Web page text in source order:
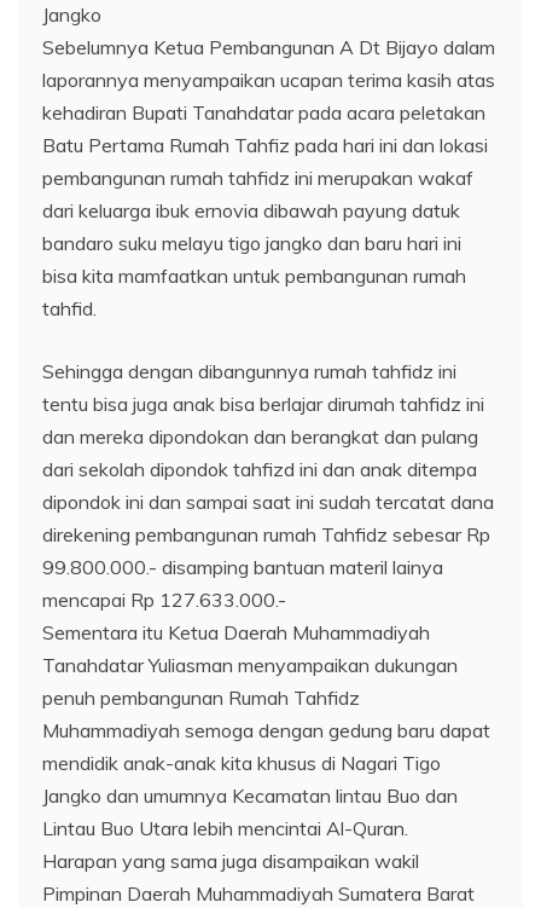
Jangko
Sebelumnya Ketua Pembangunan A Dt Bijayo dalam
laporannya menyampaikan ucapan terima kasih atas
kehadiran Bupati Tanahdatar pada acara peletakan
Batu Pertama Rumah Tahfiz pada hari ini dan lokasi
pembangunan rumah tahfidz ini merupakan wakaf
dari keluarga ibuk ernovia dibawah payung datuk
bandaro suku melayu tigo jangko dan baru hari ini
bisa kita mamfaatkan untuk pembangunan rumah
tahfid.
Sehingga dengan dibangunnya rumah tahfidz ini
tentu bisa juga anak bisa berlajar dirumah tahfidz ini
dan mereka dipondokan dan berangkat dan pulang
dari sekolah dipondok tahfizd ini dan anak ditempa
dipondok ini dan sampai saat ini sudah tercatat dana
direkening pembangunan rumah Tahfidz sebesar Rp
99.800.000.- disamping bantuan materil lainya
mencapai Rp 127.633.000.-
Sementara itu Ketua Daerah Muhammadiyah
Tanahdatar Yuliasman menyampaikan dukungan
penuh pembangunan Rumah Tahfidz
Muhammadiyah semoga dengan gedung baru dapat
mendidik anak-anak kita khusus di Nagari Tigo
Jangko dan umumnya Kecamatan lintau Buo dan
Lintau Buo Utara lebih mencintai Al-Quran.
Harapan yang sama juga disampaikan wakil
Pimpinan Daerah Muhammadiyah Sumatera Barat